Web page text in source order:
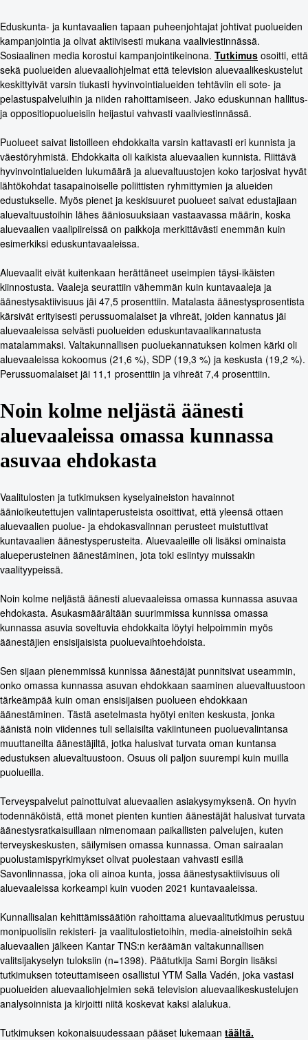
Eduskunta- ja kuntavaalien tapaan puheenjohtajat johtivat puolueiden
kampanjointia ja olivat aktiivisesti mukana vaaliviestinnässä.
Sosiaalinen media korostui kampanjointikeinona. Tutkimus osoitti, että
sekä puolueiden aluevaaliohjelmat että television aluevaalikeskustelut
keskittyivät varsin tiukasti hyvinvointialueiden tehtäviin eli sote- ja
pelastuspalveluihin ja niiden rahoittamiseen. Jako eduskunnan hallitus-
ja oppositiopuolueisiin heijastui vahvasti vaaliviestinnässä.
Puolueet saivat listoilleen ehdokkaita varsin kattavasti eri kunnista ja
väestöryhmistä. Ehdokkaita oli kaikista aluevaalien kunnista. Riittävä
hyvinvointialueiden lukumäärä ja aluevaltuustojen koko tarjosivat hyvät
lähtökohdat tasapainoiselle poliittisten ryhmittymien ja alueiden
edustukselle. Myös pienet ja keskisuuret puolueet saivat edustajiaan
aluevaltuustoihin lähes ääniosuuksiaan vastaavassa määrin, koska
aluevaalien vaalipiireissä on paikkoja merkittävästi enemmän kuin
esimerkiksi eduskuntavaaleissa.
Aluevaalit eivät kuitenkaan herättäneet useimpien täysi-ikäisten
kiinnostusta. Vaaleja seurattiin vähemmän kuin kuntavaaleja ja
äänestysaktiivisuus jäi 47,5 prosenttiin. Matalasta äänestysprosentista
kärsivät erityisesti perussuomalaiset ja vihreät, joiden kannatus jäi
aluevaaleissa selvästi puolueiden eduskuntavaalikannatusta
matalammaksi. Valtakunnallisen puoluekannatuksen kolmen kärki oli
aluevaaleissa kokoomus (21,6 %), SDP (19,3 %) ja keskusta (19,2 %).
Perussuomalaiset jäi 11,1 prosenttiin ja vihreät 7,4 prosenttiin.
Noin kolme neljästä äänesti
aluevaaleissa omassa kunnassa
asuvaa ehdokasta
Vaalitulosten ja tutkimuksen kyselyaineiston havainnot
äänioikeutettujen valintaperusteista osoittivat, että yleensä ottaen
aluevaalien puolue- ja ehdokasvalinnan perusteet muistuttivat
kuntavaalien äänestysperusteita. Aluevaaleille oli lisäksi ominaista
alueperusteinen äänestäminen, jota toki esiintyy muissakin
vaalityypeissä.
Noin kolme neljästä äänesti aluevaaleissa omassa kunnassa asuvaa
ehdokasta. Asukasmäärältään suurimmissa kunnissa omassa
kunnassa asuvia soveltuvia ehdokkaita löytyi helpoimmin myös
äänestäjien ensisijaisista puoluevaihtoehdoista.
Sen sijaan pienemmissä kunnissa äänestäjät punnitsivat useammin,
onko omassa kunnassa asuvan ehdokkaan saaminen aluevaltuustoon
tärkeämpää kuin oman ensisijaisen puolueen ehdokkaan
äänestäminen. Tästä asetelmasta hyötyi eniten keskusta, jonka
äänistä noin viidennes tuli sellaisilta vakiintuneen puoluevalintansa
muuttaneilta äänestäjiltä, jotka halusivat turvata oman kuntansa
edustuksen aluevaltuustoon. Osuus oli paljon suurempi kuin muilla
puolueilla.
Terveyspalvelut painottuivat aluevaalien asiakysymyksenä. On hyvin
todennäköistä, että monet pienten kuntien äänestäjät halusivat turvata
äänestysratkaisuillaan nimenomaan paikallisten palvelujen, kuten
terveyskeskusten, säilymisen omassa kunnassa. Oman sairaalan
puolustamispyrkimykset olivat puolestaan vahvasti esillä
Savonlinnassa, joka oli ainoa kunta, jossa äänestysaktiivisuus oli
aluevaaleissa korkeampi kuin vuoden 2021 kuntavaaleissa.
Kunnallisalan kehittämissäätiön rahoittama aluevaalitutkimus perustuu
monipuolisiin rekisteri- ja vaalitulostietoihin, media-aineistoihin sekä
aluevaalien jälkeen Kantar TNS:n keräämän valtakunnallisen
valitsijakyselyn tuloksiin (n=1398). Päätutkija Sami Borgin lisäksi
tutkimuksen toteuttamiseen osallistui YTM Salla Vadén, joka vastasi
puolueiden aluevaaliohjelmien sekä television aluevaalikeskustelujen
analysoinnista ja kirjoitti niitä koskevat kaksi alalukua.
Tutkimuksen kokonaisuudessaan pääset lukemaan täältä.